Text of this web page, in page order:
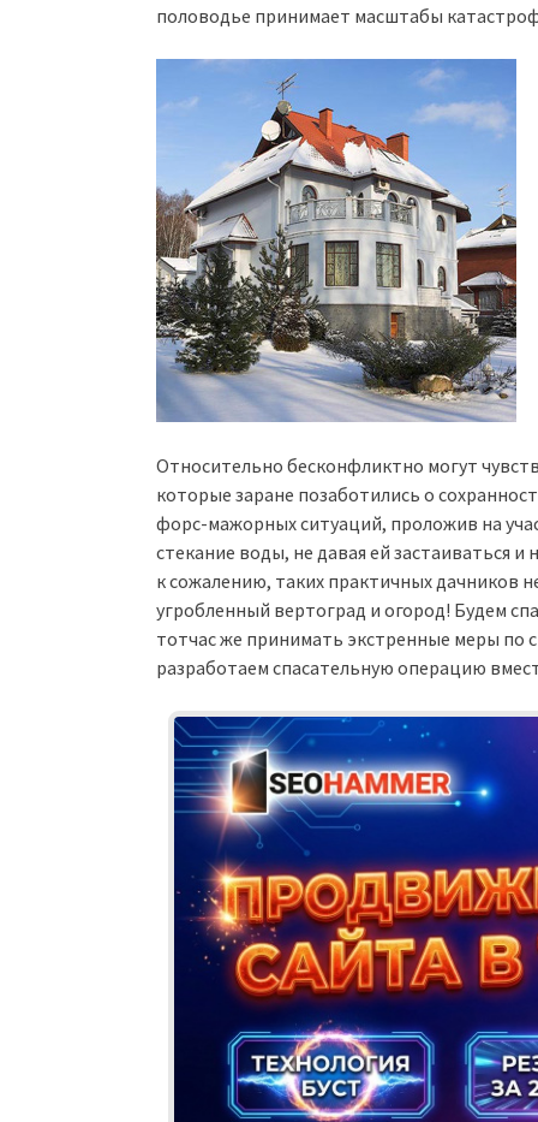
половодье принимает масштабы
Относительно бесконфликтно могут
которые заране позаботились о
форс-мажорных ситуаций, проложив на
стекание воды, не давая ей застаиваться
к сожалению, таких практичных дачников
угробленный вертоград и огород! Будем
тотчас же принимать экстренные меры по
разработаем спасательную операцию